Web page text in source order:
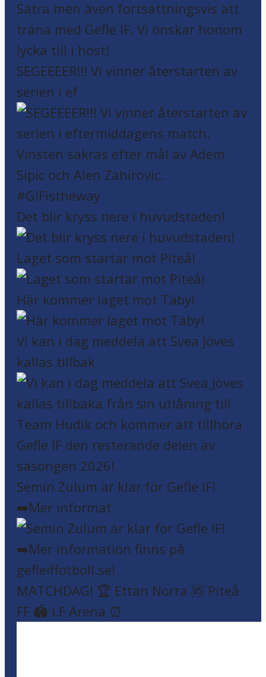
SEGEEEER!!! Vi vinner återstarten av
serien i ef
Det blir kryss nere i huvudstaden!
Laget som startar mot Piteå!
Här kommer laget mot Täby!
Vi kan i dag meddela att Svea Jöves
kallas tillbak
Semin Zulum är klar för Gefle IF!
➡️Mer informat
MATCHDAG! 🏆 Ettan Norra 🆚 Piteå
FF 🏟️ LF Arena ⏰